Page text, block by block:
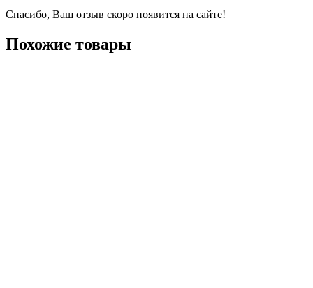
Спасибо, Ваш отзыв скоро появится на сайте!
Похожие товары